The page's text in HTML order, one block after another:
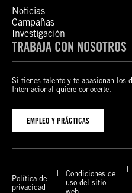
Noticias
Campañas
Investigación
TRABAJA CON NOSOTROS
Si tienes talento y te apasionan los
Internacional quiere conocerte.
EMPLEO Y PRÁCTICAS
Política de
privacidad
Condiciones de
uso del sitio